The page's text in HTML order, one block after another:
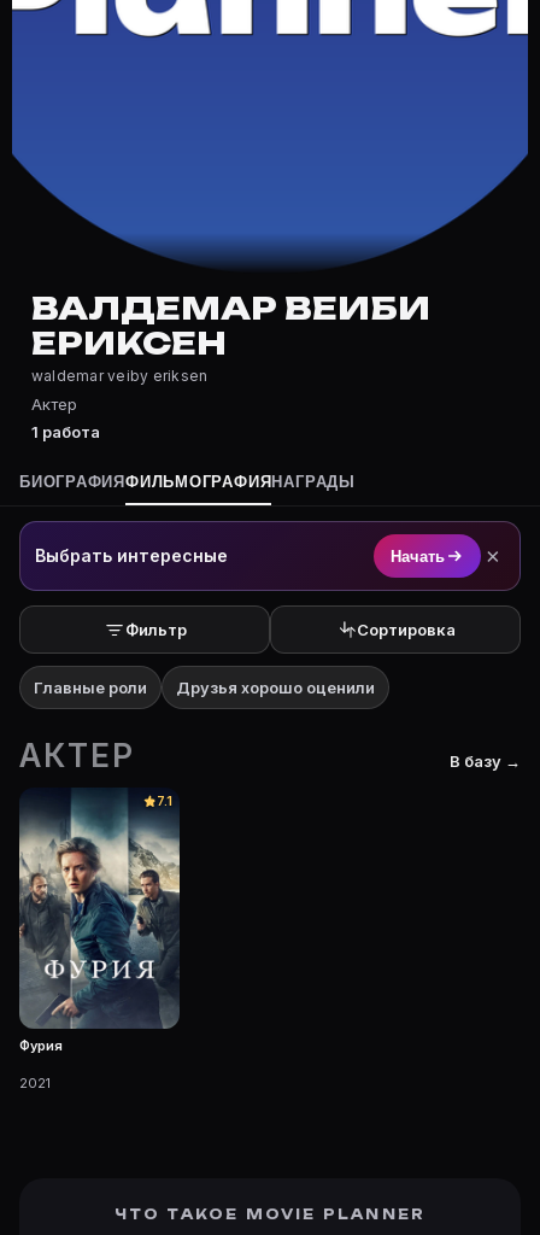
Частые вопросы о Валдемар
Полный список — на Movie Planner: https://movie-
Кто такой(ая) Валдемар Веиби Ериксен?
Валдемар Веиби Ериксен — Актер. Биография и
Где открыть фильмографию Валдемар Веиби
На Movie Planner: https://movie-planner.ru/s/
ВАЛДЕМАР ВЕИБИ
ЕРИКСЕН
waldemar veiby eriksen
Актер
1 работа
БИОГРАФИЯФИЛЬМОГРАФИЯ НАГРАДЫ
Выбрать интересные Начать ×
Фильтр Сортировка
Главные роли Друзья хорошо оценили
АКТЕР В базу →
7.1
Фурия
2021
ЧТО ТАКОЕ MOVIE PLANNER